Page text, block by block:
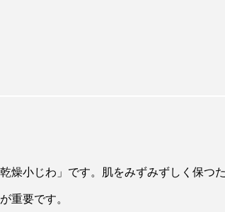
燥小じわ」です。肌をみずみずしく保つ
重要です。